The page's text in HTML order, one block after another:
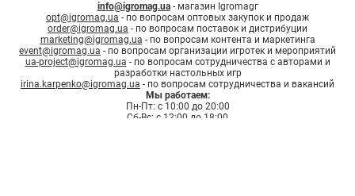
info@igromag.ua- магазин Igromagг
opt@igromag.ua - по вопросам оптовых закупок и продаж
order@igromag.ua - по вопросам поставок и дистрибуции
marketing@igromag.ua - по вопросам контента и маркетинга
event@igromag.ua - по вопросам организации игротек и мероприятий
ua-project@igromag.ua - по вопросам сотрудничества с авторами и
разработки настольных игр
irina.karpenko@igromag.ua - по вопросам сотрудничества и вакансий
Мы работаем:
Пн-Пт: с 10:00 до 20:00
Сб-Вс: с 12:00 до 18:00